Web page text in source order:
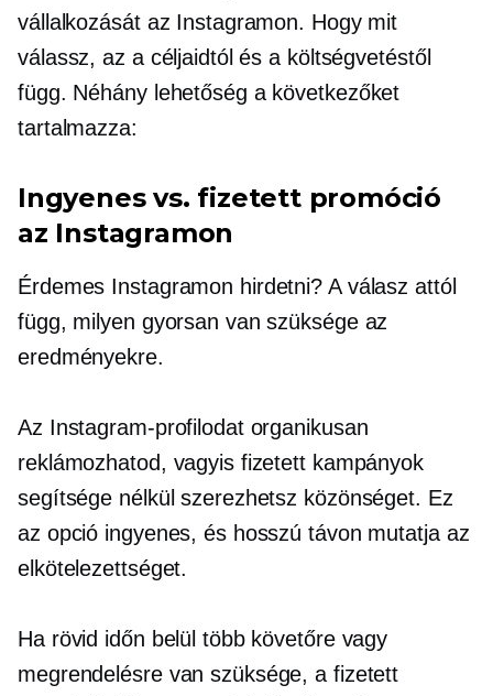
vállalkozását az Instagramon. Hogy mit
válassz, az a céljaidtól és a költségvetéstől
függ. Néhány lehetőség a következőket
tartalmazza:
Ingyenes vs. fizetett promóció
az Instagramon
Érdemes Instagramon hirdetni? A válasz attól
függ, milyen gyorsan van szüksége az
eredményekre.
Az Instagram-profilodat organikusan
reklámozhatod, vagyis fizetett kampányok
segítsége nélkül szerezhetsz közönséget. Ez
az opció ingyenes, és hosszú távon mutatja az
elkötelezettséget.
Ha rövid időn belül több követőre vagy
megrendelésre van szüksége, a fizetett